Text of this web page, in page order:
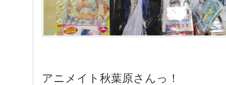
アニメイト秋葉原さんっ！